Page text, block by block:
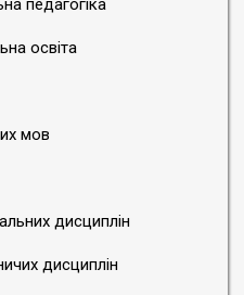
педагогіка
освіта
мов
дисциплін
дисциплін